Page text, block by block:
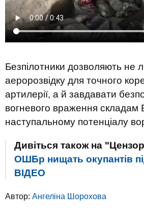
Безпілотники дозволяють не
аеророзвідку для точного
артилерії, а й завдавати
вогневого враження складам
наступальному потенціалу
Дивіться також на
ОШБр нищать окупантів
ВIДЕО
Автор: Ангеліна Шорохова